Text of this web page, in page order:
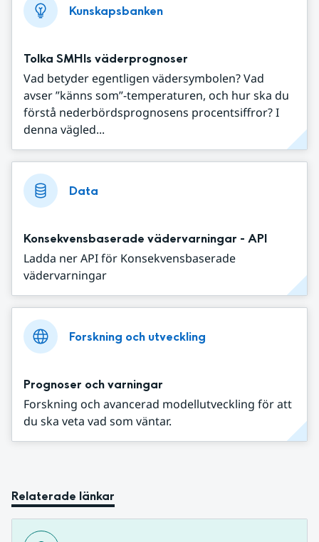
Kunskapsbanken
Tolka SMHIs väderprognoser
Vad betyder egentligen vädersymbolen? Vad
avser ”känns som”-temperaturen, och hur ska du
förstå nederbördsprognosens procentsiffror? I
denna vägled...
Data
Konsekvensbaserade vädervarningar - API
Ladda ner API för Konsekvensbaserade
vädervarningar
Forskning och utveckling
Prognoser och varningar
Forskning och avancerad modellutveckling för att
du ska veta vad som väntar.
Relaterade länkar